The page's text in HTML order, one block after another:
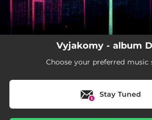
04:20
Vyjakomy - album
Choose your preferred music
Stay Tuned